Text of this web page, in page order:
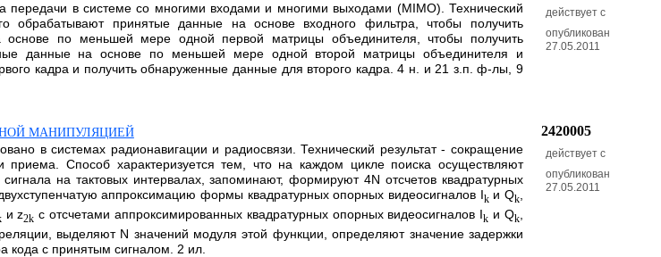
передачи в системе со многими входами и многими выходами (MIMO). Технический
обрабатывают принятые данные на основе входного фильтра, чтобы получить
по меньшей мере одной первой матрицы объединителя, чтобы получить
данные на основе по меньшей мере одной второй матрицы объединителя и
кадра и получить обнаруженные данные для второго кадра. 4 н. и 21 з.п. ф-лы, 9
действует с
опубликован
27.05.2011
МАНИПУЛЯЦИЕЙ
в системах радионавигации и радиосвязи. Технический результат - сокращение
Способ характеризуется тем, что на каждом цикле поиска осуществляют
на тактовых интервалах, запоминают, формируют 4N отсчетов квадратурных
аппроксимацию формы квадратурных опорных видеосигналов Ikи Qk,
и z2k с отсчетами аппроксимированных квадратурных опорных видеосигналов Ik и Qk,
выделяют N значений модуля этой функции, определяют значение задержки
кода с принятым сигналом. 2 ил.
2420005
действует с
опубликован
27.05.2011